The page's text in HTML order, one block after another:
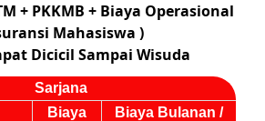
+ PKKMB + Biaya Operasional
Mahasiswa )
Dicicil Sampai Wisuda
Sarjana
Biaya
Biaya Bulanan /